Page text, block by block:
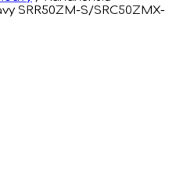
SRR50ZM-S/SRC50ZMX-